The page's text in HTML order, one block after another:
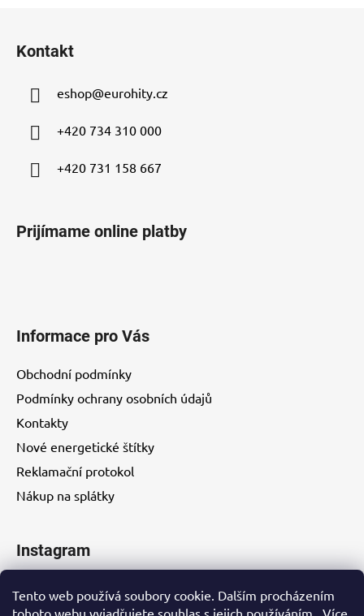
Tento web používá soubory cookie. Dalším procházením
tohoto webu vyjadřujete souhlas s jejich používáním.. Více
Kontakt
eshop@eurohity.cz
+420 734 310 000
+420 731 158 667
Prijímame online platby
Informace pro Vás
Obchodní podmínky
Podmínky ochrany osobních údajů
Kontakty
Nové energetické štítky
Reklamační protokol
Nákup na splátky
Instagram